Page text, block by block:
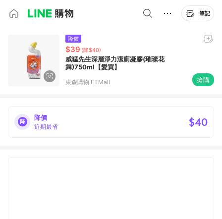
筆記
降價
$39 (降$40)
威猛先生深層淨力潔廁凝膠(璀璨花
舞)750ml【愛買】
東森購物 ETMall 搶購
降價
近期最省 $40